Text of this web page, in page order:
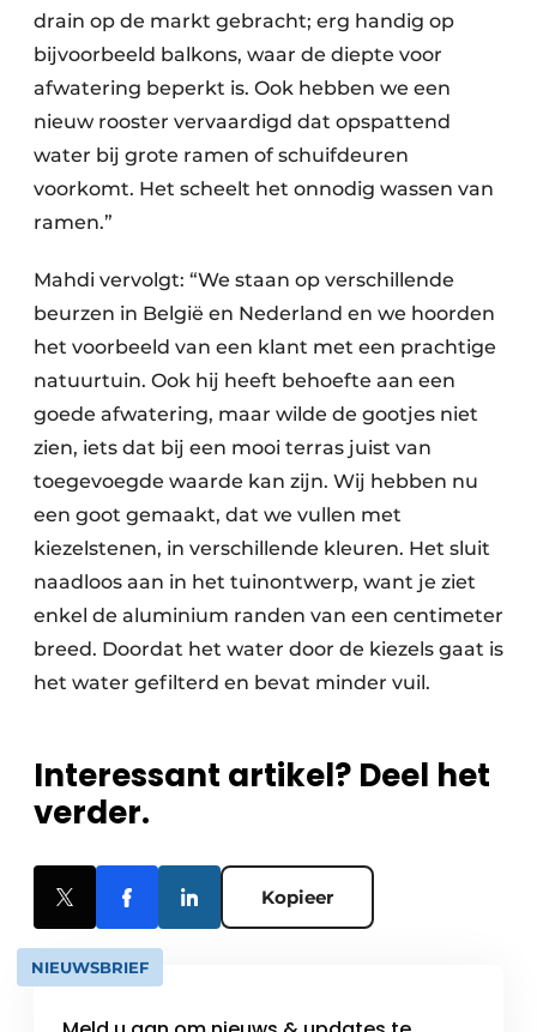
drain op de markt gebracht; erg handig op
bijvoorbeeld balkons, waar de diepte voor
afwatering beperkt is. Ook hebben we een
nieuw rooster vervaardigd dat opspattend
water bij grote ramen of schuifdeuren
voorkomt. Het scheelt het onnodig wassen van
ramen.”
Mahdi vervolgt: “We staan op verschillende
beurzen in België en Nederland en we hoorden
het voorbeeld van een klant met een prachtige
natuurtuin. Ook hij heeft behoefte aan een
goede afwatering, maar wilde de gootjes niet
zien, iets dat bij een mooi terras juist van
toegevoegde waarde kan zijn. Wij hebben nu
een goot gemaakt, dat we vullen met
kiezelstenen, in verschillende kleuren. Het sluit
naadloos aan in het tuinontwerp, want je ziet
enkel de aluminium randen van een centimeter
breed. Doordat het water door de kiezels gaat is
het water gefilterd en bevat minder vuil.
Interessant artikel? Deel het
verder.
Kopieer
NIEUWSBRIEF